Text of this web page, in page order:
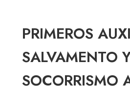
PRIMEROS
SALVAMENTO
SOCORRISMO